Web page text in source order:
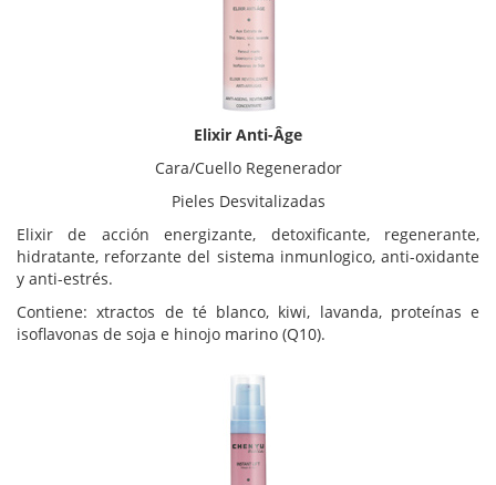
Elixir Anti-Âge
Cara/Cuello Regenerador
Pieles Desvitalizadas
Elixir de acción energizante, detoxificante, regenerante,
hidratante, reforzante del sistema inmunlogico, anti-oxidante
y anti-estrés.
Contiene: xtractos de té blanco, kiwi, lavanda, proteínas e
isoflavonas de soja e hinojo marino (Q10).